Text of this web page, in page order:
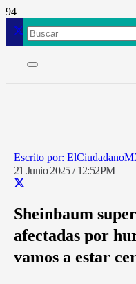
21 Junio 2025 / 12:52PM
Sheinbaum
afectadas por
vamos a estar